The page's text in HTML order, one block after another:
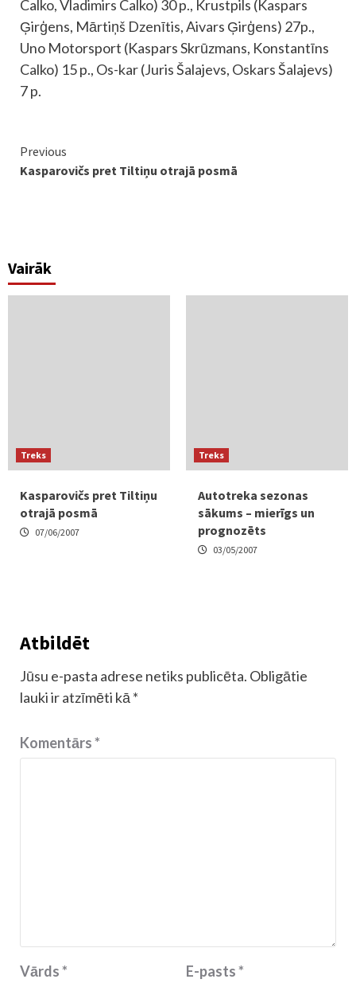
Calko, Vladimirs Calko) 30 p., Krustpils (Kaspars
Ģirģens, Mārtiņš Dzenītis, Aivars Ģirģens) 27p.,
Uno Motorsport (Kaspars Skrūzmans, Konstantīns
Calko) 15 p., Os-kar (Juris Šalajevs, Oskars Šalajevs)
7 p.
Continue
Reading
Previous
Kasparovičs pret Tiltiņu otrajā posmā
Vairāk
Treks
Kasparovičs pret Tiltiņu
otrajā posmā
07/06/2007
Treks
Autotreka sezonas
sākums – mierīgs un
prognozēts
03/05/2007
Atbildēt
Jūsu e-pasta adrese netiks publicēta. Obligātie
lauki ir atzīmēti kā *
Komentārs*
Vārds* E-pasts*